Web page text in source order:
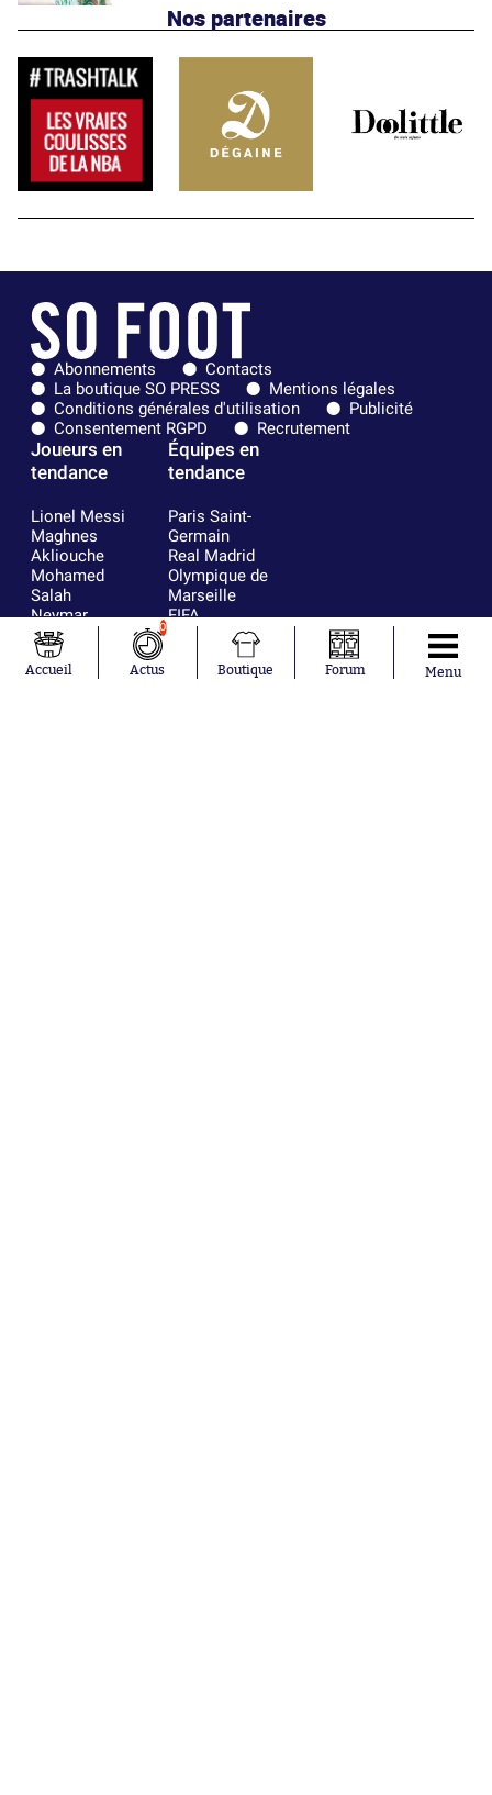
Nos partenaires
Abonnements
Contacts
La boutique SO PRESS
Mentions légales
Conditions générales d'utilisation
Publicité
Consentement RGPD
Recrutement
Joueurs en
tendance
Lionel Messi
Maghnes
Akliouche
Mohamed
Salah
Neymar
Julián Álvarez
Ferrán Torres
Kilian Corredor
Équipes en
tendance
Paris Saint-
Germain
Real Madrid
Olympique de
Marseille
FIFA
FC Barcelone
Argentine
Olympique
Accueil
0
Actus Boutique Forum Menu